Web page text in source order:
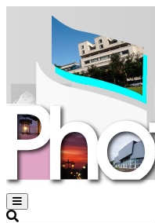
Open
sidebar
Search